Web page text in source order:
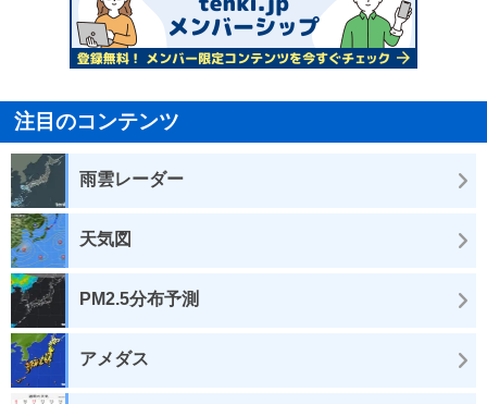
注目のコンテンツ
雨雲レーダー
天気図
PM2.5分布予測
アメダス